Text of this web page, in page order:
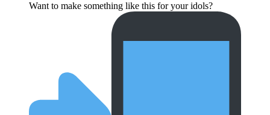
Want to make something like this for your idols?